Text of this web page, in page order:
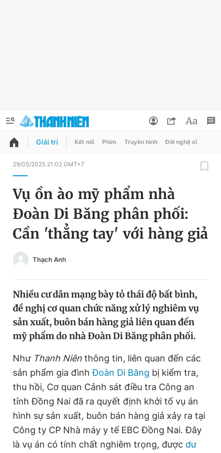
QUẢNG CÁO
Chuyên mục
Chuyên mục khác
Chào ngày mới
Tin thị trường
Video Magazine
Sản phẩm khác
Tiện ích Bạn cần biết
Thông tin tòa soạn Liên hệ quảng cáo
Đổi mật khẩu
Tin đã lưu
Giải trí Kết nối Phim Truyền hình Đời nghệ sĩ
29/05/2025 21:02 GMT+7
Vụ ồn ào mỹ phẩm nhà
Đoàn Di Băng phân phối:
Cần 'thẳng tay' với hàng giả
Thạch Anh
Nhiều cư dân mạng bày tỏ thái độ bất bình,
đề nghị cơ quan chức năng xử lý nghiêm vụ
sản xuất, buôn bán hàng giả liên quan đến
mỹ phẩm do nhà Đoàn Di Băng phân phối.
Như Thanh Niên thông tin, liên quan đến các
sản phẩm gia đìnhĐoàn Di Băng bị kiểm tra,
thu hồi, Cơ quan Cảnh sát điều tra Công an
tỉnh Đồng Nai đã ra quyết định khởi tố vụ án
hình sự sản xuất, buôn bán hàng giả xảy ra tại
Công ty CP Nhà máy y tế EBC Đồng Nai. Đây
là vụ án có tính chất nghiêm trọng, được dư